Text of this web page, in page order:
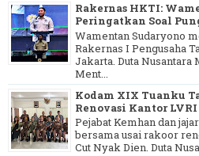
Rakernas HKTI:
Peringatkan Soal
Wamentan Sudaryono
Rakernas I Pengusaha
Jakarta. Duta
Ment...
Kodam XIX Tuanku
Renovasi Kantor
Pejabat Kemhan dan
bersama usai rakoor
Cut Nyak Dien. Duta